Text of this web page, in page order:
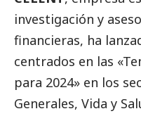
investigación y
financieras, ha
centrados en las
para 2024» en los
Generales, Vida y